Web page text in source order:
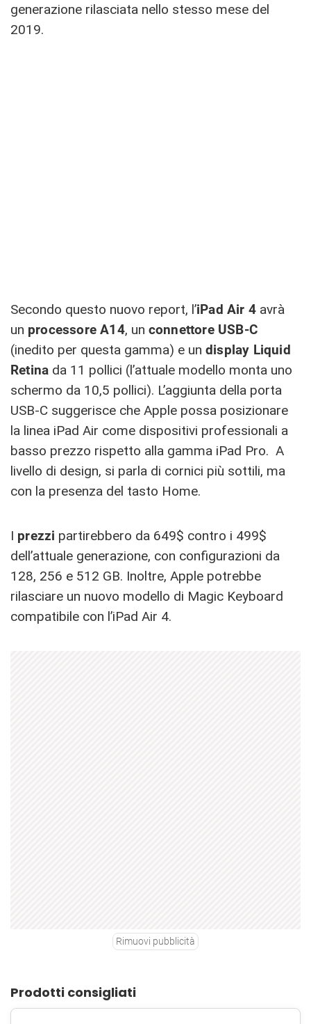
generazione rilasciata nello stesso mese del
2019.
Secondo questo nuovo report, l’iPad Air 4 avrà
un processore A14, un connettore USB-C
(inedito per questa gamma) e un display Liquid
Retina da 11 pollici (l’attuale modello monta uno
schermo da 10,5 pollici). L’aggiunta della porta
USB-C suggerisce che Apple possa posizionare
la linea iPad Air come dispositivi professionali a
basso prezzo rispetto alla gamma iPad Pro. A
livello di design, si parla di cornici più sottili, ma
con la presenza del tasto Home.
I prezzi partirebbero da 649$ contro i 499$
dell’attuale generazione, con configurazioni da
128, 256 e 512 GB. Inoltre, Apple potrebbe
rilasciare un nuovo modello di Magic Keyboard
compatibile con l’iPad Air 4.
Rimuovi pubblicità
Prodotti consigliati